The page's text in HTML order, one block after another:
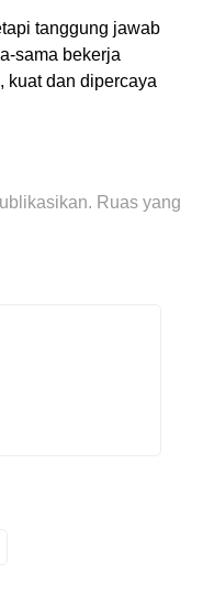
tanggung jawab
sama bekerja
kuat dan dipercaya
Ruas yang